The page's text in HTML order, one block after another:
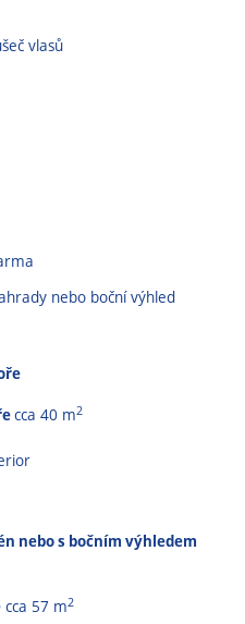
vlasů
nebo boční výhled
cca 40 m2
nebo s bočním výhledem
cca 57 m2